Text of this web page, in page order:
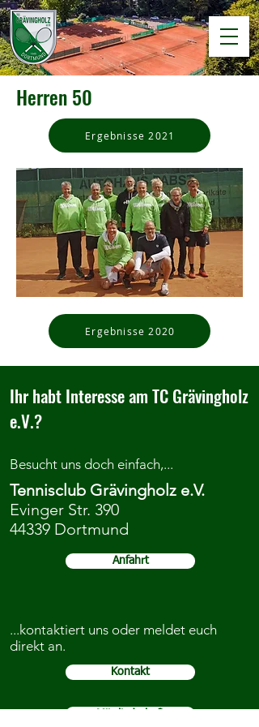
Herren 50
Ergebnisse 2021
Ergebnisse 2020
Ihr habt Interesse am TC Grävingholz
e.V.?
Besucht uns doch einfach,...
Tennisclub Grävingholz e.V.
Evinger Str. 390
44339 Dortmund
Anfahrt
...kontaktiert uns oder meldet euch
direkt an.
Kontakt